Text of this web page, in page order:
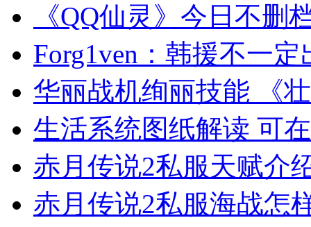
《QQ仙灵》今日不删
Forg1ven：韩援不一
华丽战机绚丽技能 《
生活系统图纸解读 可
赤月传说2私服天赋介
赤月传说2私服海战怎